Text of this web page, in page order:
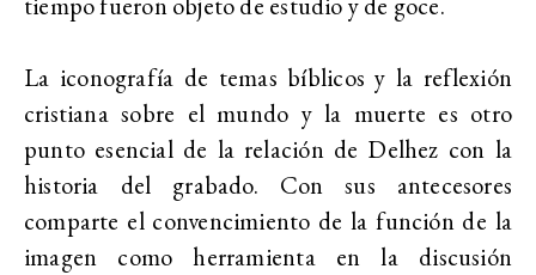
La iconografía de temas bíblicos y la reflexión
cristiana sobre el mundo y la muerte es otro
punto esencial de la relación de Delhez con la
historia del grabado. Con sus antecesores
comparte el convencimiento de la función de la
imagen como herramienta en la discusión